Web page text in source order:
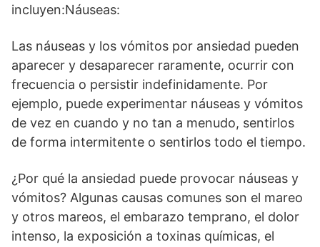
incluyen:Náuseas:
Las náuseas y los vómitos por ansiedad pueden
aparecer y desaparecer raramente, ocurrir con
frecuencia o persistir indefinidamente. Por
ejemplo, puede experimentar náuseas y vómitos
de vez en cuando y no tan a menudo, sentirlos
de forma intermitente o sentirlos todo el tiempo.
¿Por qué la ansiedad puede provocar náuseas y
vómitos? Algunas causas comunes son el mareo
y otros mareos, el embarazo temprano, el dolor
intenso, la exposición a toxinas químicas, el